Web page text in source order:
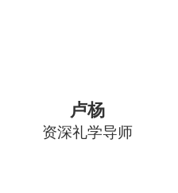
卢杨
资深礼学导师